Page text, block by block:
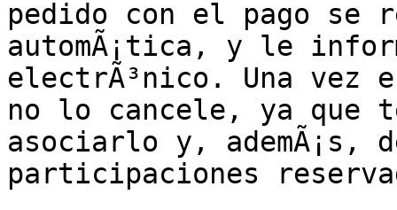
pedido con el pago se
automÃ¡tica, y le
electrÃ³nico. Una vez
no lo cancele, ya que
asociarlo y, ademÃ¡s,